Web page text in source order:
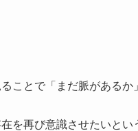
ことで「まだ脈があるか
を再び意識させたいとい